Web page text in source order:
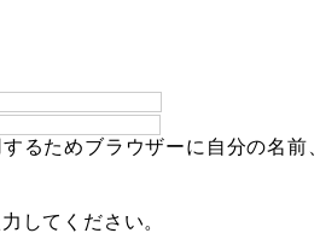
るためブラウザーに自分の名前
してください。